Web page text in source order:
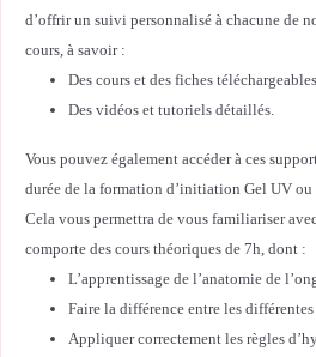
d’offrir un suivi personnalisé à chacune de
cours, à savoir :
Des cours et des fiches
Des vidéos et tutoriels détaillés.
Vous pouvez également accéder à ces
durée de la formation d’initiation Gel UV ou
Cela vous permettra de vous familiariser
comporte des cours théoriques de 7h, dont :
L’apprentissage de l’anatomie de
Faire la différence entre les
Appliquer correctement les règles